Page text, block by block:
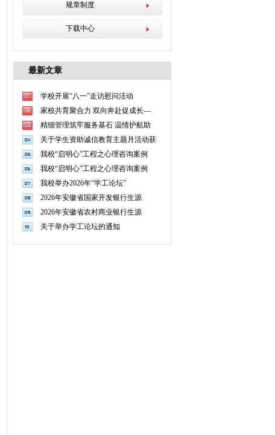
规章制度
下载中心
最新文章
学校开展“八一”走访慰问活动
家校共育聚合力 双向奔赴促成长—
精细管理筑牢服务基石 温情护航助
关于学生资助诚信教育主题月活动获
我校“启明心”工程之心理咨询案例
我校“启明心”工程之心理咨询案例
我校举办2026年“学工论坛”
2026年安徽省国家开发银行生源
2026年安徽省农村商业银行生源
关于举办学工论坛的通知